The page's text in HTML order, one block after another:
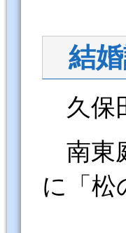
結
久保
南東
に「松